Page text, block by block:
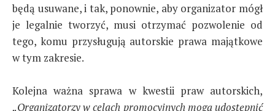
będą usuwane, i tak, ponownie, aby organizator mógł
je legalnie tworzyć, musi otrzymać pozwolenie od
tego, komu przysługują autorskie prawa majątkowe
w tym zakresie.
Kolejna ważna sprawa w kwestii praw autorskich,
„Organizatorzy w celach promocyjnych mogą udostępnić